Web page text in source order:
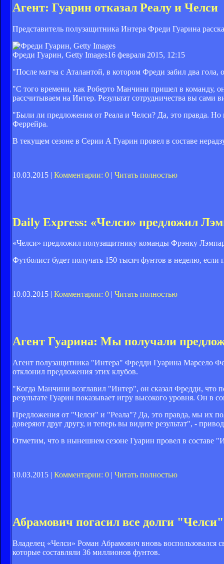
Агент: Гуарин отказал Реалу и Челси
Представитель полузащитника Интера Фреди Гуарина
Фреди Гуарин, Getty Images16 февраля 2015, 12:15
"После матча с Аталантой, в котором Фреди забил два
"С того времени, как Роберто Манчини пришел в команду,
рассчитываем на Интер. Результат сотрудничества вы сами
"Были ли предложения от Реала и Челси? Да, это правда.
Феррейра.
В текущем сезоне в Серии А Гуарин провел в составе
10.03.2015 | Комментарии: 0 | Читать полностью
Daily Express: «Челси» предложил
«Челси» предложил полузащитнику команды Фрэнку
Футболист будет получать 150 тысяч фунтов в неделю, если
10.03.2015 | Комментарии: 0 | Читать полностью
Агент Гуарина: Мы получали
Агент полузащитника "Интера" Фредди Гуарина Марсело
отклонил предложения этих клубов.
"Когда Манчини возглавил "Интер", он сказал Фредди, что
результате Гуарин показывает игру высокого уровня. Он в
Предложения от "Челси" и "Реала"? Да, это правда, мы их
доверяют друг другу, и теперь вы видите результат", -
Отметим, что в нынешнем сезоне Гуарин провел в составе
10.03.2015 | Комментарии: 0 | Читать полностью
Абрамович погасил все долги "Челси"
Владелец «Челси» Роман Абрамович вновь воспользовался
которые составляли 36 миллионов фунтов.